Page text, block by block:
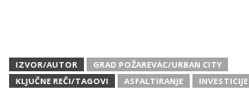
IZVOR/AUTOR
GRAD POŽAREVAC/URBAN CITY
KLJUČNE REČI/TAGOVI
ASFALTIRANJE INVESTICIJE